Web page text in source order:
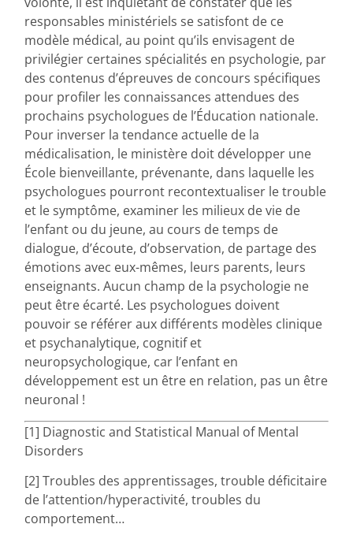
responsables ministériels se satisfont de ce
modèle médical, au point qu’ils envisagent de
privilégier certaines spécialités en psychologie, par
des contenus d’épreuves de concours spécifiques
pour profiler les connaissances attendues des
prochains psychologues de l’Éducation nationale.
Pour inverser la tendance actuelle de la
médicalisation, le ministère doit développer une
École bienveillante, prévenante, dans laquelle les
psychologues pourront recontextualiser le trouble
et le symptôme, examiner les milieux de vie de
l’enfant ou du jeune, au cours de temps de
dialogue, d’écoute, d’observation, de partage des
émotions avec eux-mêmes, leurs parents, leurs
enseignants. Aucun champ de la psychologie ne
peut être écarté. Les psychologues doivent
pouvoir se référer aux différents modèles clinique
et psychanalytique, cognitif et
neuropsychologique, car l’enfant en
développement est un être en relation, pas un être
neuronal !
[1] Diagnostic and Statistical Manual of Mental
Disorders
[2] Troubles des apprentissages, trouble déficitaire
de l’attention/hyperactivité, troubles du
comportement…